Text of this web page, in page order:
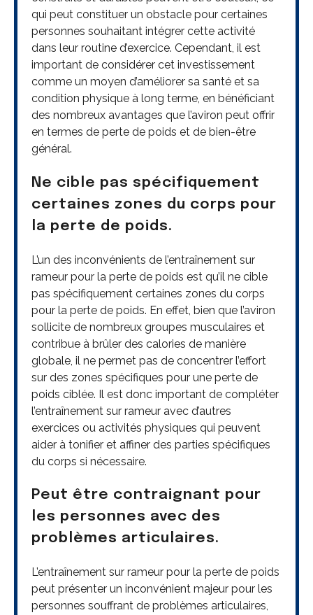
qui peut constituer un obstacle pour certaines
personnes souhaitant intégrer cette activité
dans leur routine d’exercice. Cependant, il est
important de considérer cet investissement
comme un moyen d’améliorer sa santé et sa
condition physique à long terme, en bénéficiant
des nombreux avantages que l’aviron peut offrir
en termes de perte de poids et de bien-être
général.
Ne cible pas spécifiquement
certaines zones du corps pour
la perte de poids.
L’un des inconvénients de l’entraînement sur
rameur pour la perte de poids est qu’il ne cible
pas spécifiquement certaines zones du corps
pour la perte de poids. En effet, bien que l’aviron
sollicite de nombreux groupes musculaires et
contribue à brûler des calories de manière
globale, il ne permet pas de concentrer l’effort
sur des zones spécifiques pour une perte de
poids ciblée. Il est donc important de compléter
l’entraînement sur rameur avec d’autres
exercices ou activités physiques qui peuvent
aider à tonifier et affiner des parties spécifiques
du corps si nécessaire.
Peut être contraignant pour
les personnes avec des
problèmes articulaires.
L’entraînement sur rameur pour la perte de poids
peut présenter un inconvénient majeur pour les
personnes souffrant de problèmes articulaires,